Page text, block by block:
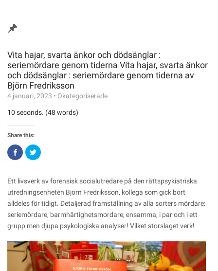
Vita hajar, svarta änkor och dödsänglar :
seriemördare genom tiderna Vita hajar, svarta änkor
och dödsänglar : seriemördare genom tiderna av
Björn Fredriksson
4 januari, 2023 • Okategoriserade
10 seconds. (48 words)
Share this:
Click
to
share
(Opens
in
new
window)
Click
to
(Opens
in
new
Ett livsverk av forensisk socialutredare på den rättspsykiatriska
utredningsenheten Björn Fredriksson, kollega som gick bort
alldeles för tidigt. Detaljerad framställning av alla sorters mördare:
seriemördare, barmhärtighetsmordare, ensamma, i par och i ett
grupp men djupa psykologiska analyser! Vilket storslaget verk!